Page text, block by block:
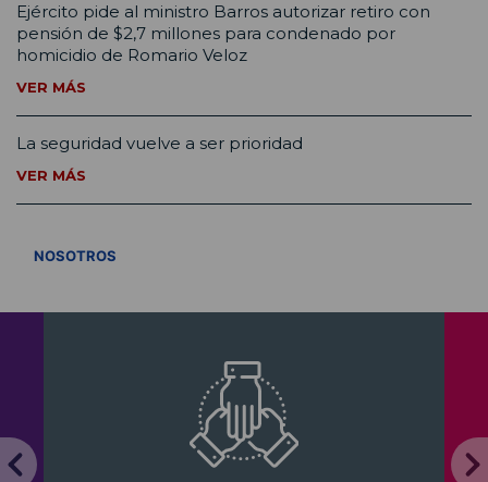
Ejército pide al ministro Barros autorizar retiro con
pensión de $2,7 millones para condenado por
homicidio de Romario Veloz
VER MÁS
La seguridad vuelve a ser prioridad
VER MÁS
NOSOTROS